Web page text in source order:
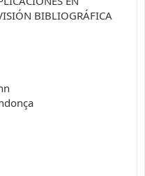
BIBLIOGRÁFICA